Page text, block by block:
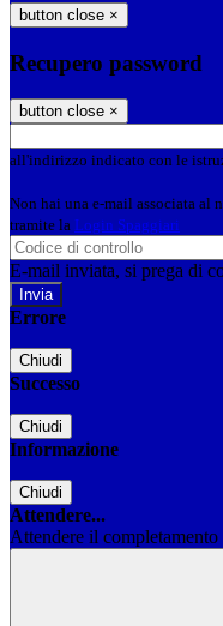
button close ×
Recupero password
button close ×
all'indirizzo indicato con le
Non hai una e-mail associata al
tramite la Login Spaggiari
E-mail inviata, si prega di
Errore
Chiudi
Successo
Chiudi
Informazione
Chiudi
Attendere...
Attendere il